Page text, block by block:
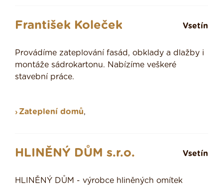
František Koleček Vsetín
Provádíme zateplování fasád, obklady a dlažby i
montáže sádrokartonu. Nabízíme veškeré
stavební práce.
Zateplení domů,
HLINĚNÝ DŮM s.r.o. Vsetín
HLINĚNÝ DŮM - výrobce hliněných omítek